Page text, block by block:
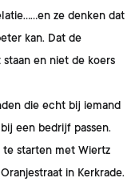
ze denken dat
kan. Dat de
en niet de koers
die echt bij iemand
een bedrijf passen.
te starten met Wiertz
in Kerkrade.